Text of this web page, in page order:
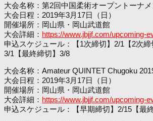
大会名称：第2回中国柔術オープントーナメ
大会日程：2019年3月17日（日）
開催場所：岡山県・岡山武道館
大会詳細： https://www.jbjjf.com/upcoming-
申込スケジュール：【1次締切】2/1【2次締
3/1【最終締切】3/8
大会名称：Amateur QUINTET Chugoku
大会日程：2019年3月17日（日）
開催場所：岡山県・岡山武道館
大会詳細： https://www.jbjjf.com/upcoming-
申込スケジュール：【早期締切】2/15【最